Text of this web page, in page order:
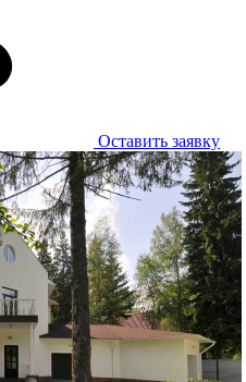
Оставить заявку